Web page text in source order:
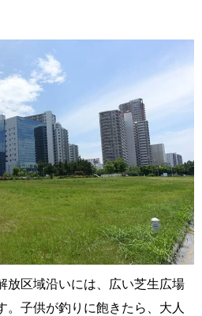
放区域沿いには、広い芝生広場
。子供が釣りに飽きたら、大人